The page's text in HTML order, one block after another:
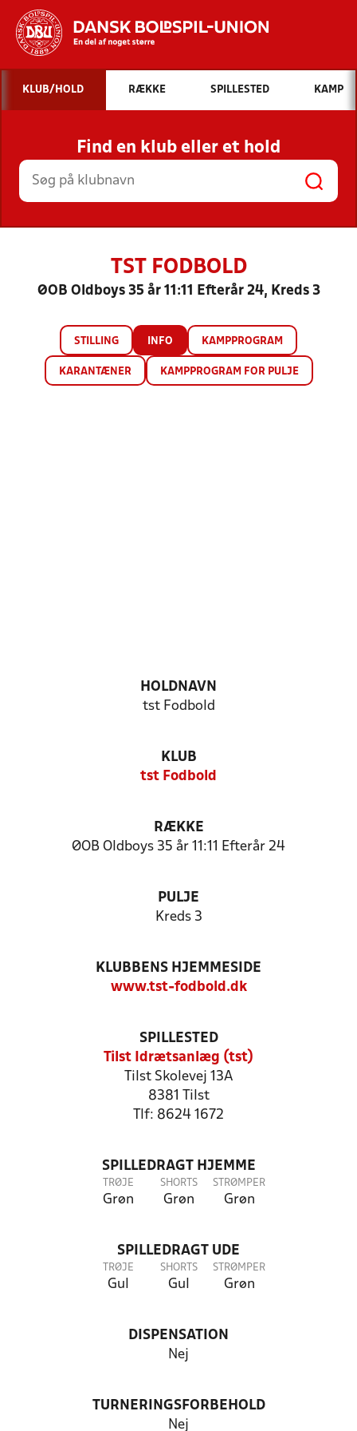
Hvad vil du søge efter?
INDHOLD OG NYHEDER
STILLINGER, RESULTATER, KLUBBER OG
HOLD
KLUB/HOLD RÆKKE SPILLESTED KAMP
Find en klub eller et hold
TST FODBOLD
ØOB Oldboys 35 år 11:11 Efterår 24, Kreds 3
STILLING INFO KAMPPROGRAM
KARANTÆNER KAMPPROGRAM FOR PULJE
HOLDNAVN
tst Fodbold
KLUB
tst Fodbold
RÆKKE
ØOB Oldboys 35 år 11:11 Efterår 24
PULJE
Kreds 3
KLUBBENS HJEMMESIDE
www.tst-fodbold.dk
SPILLESTED
Tilst Idrætsanlæg (tst)
Tilst Skolevej 13A
8381 Tilst
Tlf: 8624 1672
SPILLEDRAGT HJEMME
TRØJE
Grøn
SHORTS
Grøn
STRØMPER
Grøn
SPILLEDRAGT UDE
TRØJE
Gul
SHORTS
Gul
STRØMPER
Grøn
DISPENSATION
Nej
TURNERINGSFORBEHOLD
Nej